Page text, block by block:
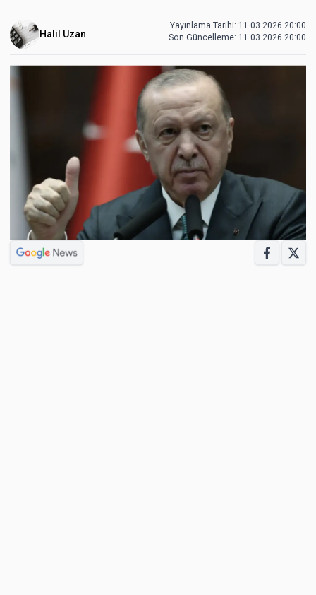
Halil Uzan
Yayınlama Tarihi: 11.03.2026 20:00
Son Güncelleme: 11.03.2026 20:00